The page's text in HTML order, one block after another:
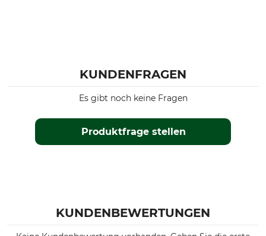
KUNDENFRAGEN
Produktfrage stellen
Es gibt noch keine Fragen
KUNDENBEWERTUNGEN